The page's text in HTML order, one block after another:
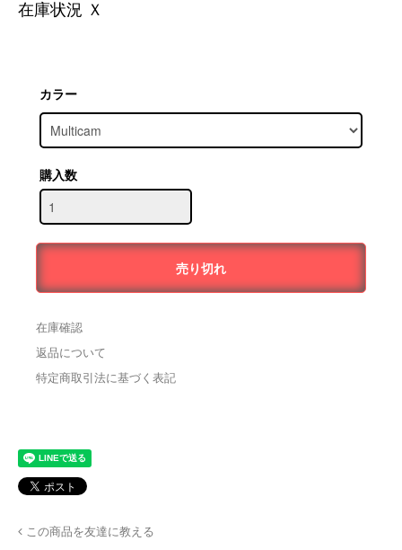
在庫状況 Ｘ
カラー
購入数
在庫確認
返品について
特定商取引法に基づく表記
この商品を友達に教える